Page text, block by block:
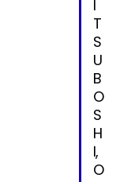
I
T
S
U
B
O
S
H
I,
O